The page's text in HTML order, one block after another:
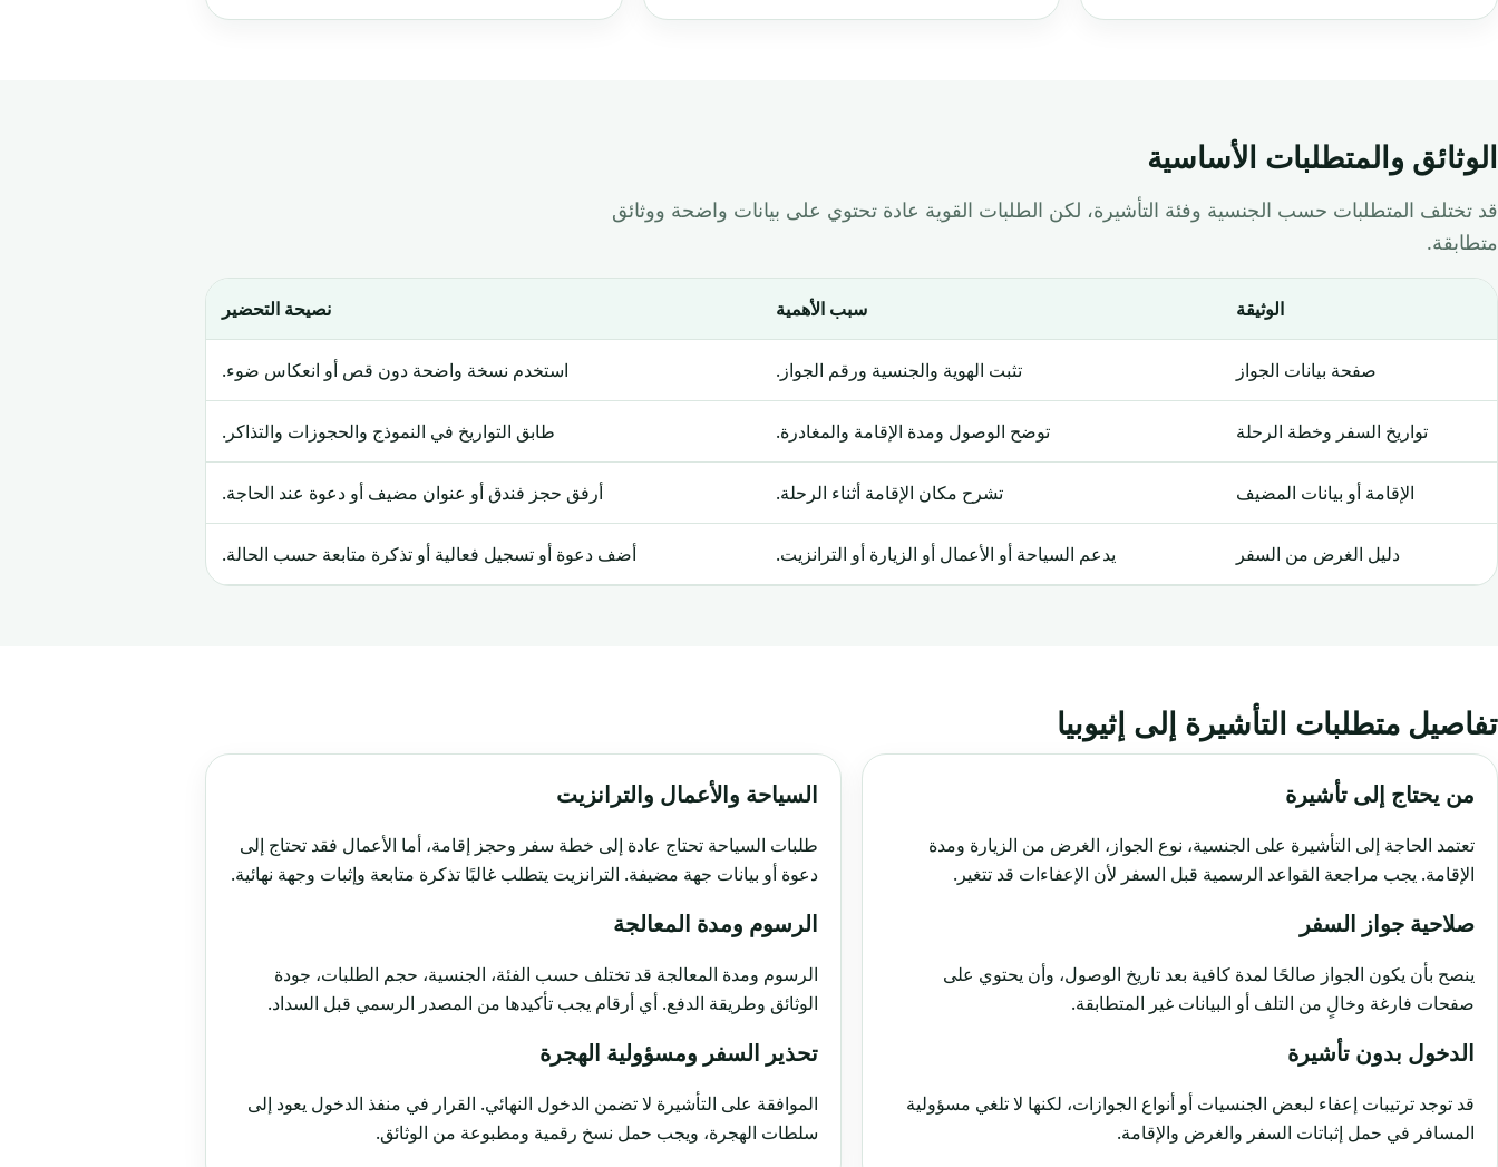
الوثائق والمتطلبات الأساسية
قد تختلف المتطلبات حسب الجنسية وفئة التأشيرة، لكن الطلبات القوية عادة تحتوي على بيانات واضحة ووثائق
متطابقة.
الوثيقة سبب الأهمية نصيحة التحضير
صفحة بيانات الجواز تثبت الهوية والجنسية ورقم الجواز. استخدم نسخة واضحة دون قص أو انعكاس ضوء.
تواريخ السفر وخطة الرحلة توضح الوصول ومدة الإقامة والمغادرة. طابق التواريخ في النموذج والحجوزات والتذاكر.
الإقامة أو بيانات المضيف تشرح مكان الإقامة أثناء الرحلة. أرفق حجز فندق أو عنوان مضيف أو دعوة عند الحاجة.
دليل الغرض من السفر يدعم السياحة أو الأعمال أو الزيارة أو الترانزيت. أضف دعوة أو تسجيل فعالية أو تذكرة متابعة حسب الحالة.
تفاصيل متطلبات التأشيرة إلى إثيوبيا
من يحتاج إلى تأشيرة
تعتمد الحاجة إلى التأشيرة على الجنسية، نوع الجواز، الغرض من الزيارة ومدة
الإقامة. يجب مراجعة القواعد الرسمية قبل السفر لأن الإعفاءات قد تتغير.
صلاحية جواز السفر
ينصح بأن يكون الجواز صالحًا لمدة كافية بعد تاريخ الوصول، وأن يحتوي على
صفحات فارغة وخالٍ من التلف أو البيانات غير المتطابقة.
الدخول بدون تأشيرة
قد توجد ترتيبات إعفاء لبعض الجنسيات أو أنواع الجوازات، لكنها لا تلغي مسؤولية
المسافر في حمل إثباتات السفر والغرض والإقامة.
السياحة والأعمال والترانزيت
طلبات السياحة تحتاج عادة إلى خطة سفر وحجز إقامة، أما الأعمال فقد تحتاج إلى
دعوة أو بيانات جهة مضيفة. الترانزيت يتطلب غالبًا تذكرة متابعة وإثبات وجهة نهائية.
الرسوم ومدة المعالجة
الرسوم ومدة المعالجة قد تختلف حسب الفئة، الجنسية، حجم الطلبات، جودة
الوثائق وطريقة الدفع. أي أرقام يجب تأكيدها من المصدر الرسمي قبل السداد.
تحذير السفر ومسؤولية الهجرة
الموافقة على التأشيرة لا تضمن الدخول النهائي. القرار في منفذ الدخول يعود إلى
سلطات الهجرة، ويجب حمل نسخ رقمية ومطبوعة من الوثائق.